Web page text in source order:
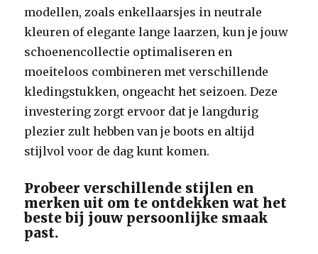
modellen, zoals enkellaarsjes in neutrale
kleuren of elegante lange laarzen, kun je jouw
schoenencollectie optimaliseren en
moeiteloos combineren met verschillende
kledingstukken, ongeacht het seizoen. Deze
investering zorgt ervoor dat je langdurig
plezier zult hebben van je boots en altijd
stijlvol voor de dag kunt komen.
Probeer verschillende stijlen en
merken uit om te ontdekken wat het
beste bij jouw persoonlijke smaak
past.